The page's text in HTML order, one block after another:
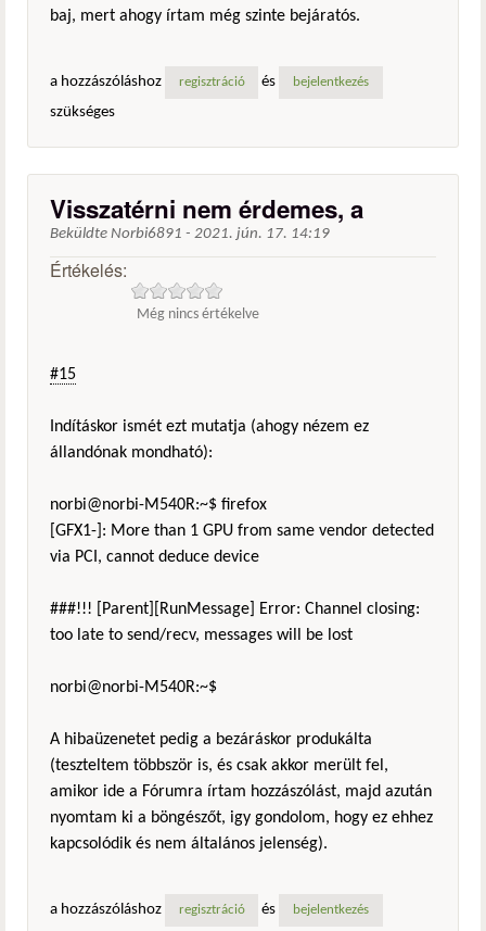
baj, mert ahogy írtam még szinte bejáratós.
a hozzászóláshoz regisztráció és bejelentkezés
szükséges
Visszatérni nem érdemes, a
Beküldte Norbi6891 - 2021. jún. 17. 14:19
Értékelés:
Még nincs értékelve
#15
Indításkor ismét ezt mutatja (ahogy nézem ez
állandónak mondható):
norbi@norbi-M540R:~$ firefox
[GFX1-]: More than 1 GPU from same vendor detected
via PCI, cannot deduce device
###!!! [Parent][RunMessage] Error: Channel closing:
too late to send/recv, messages will be lost
norbi@norbi-M540R:~$
A hibaüzenetet pedig a bezáráskor produkálta
(teszteltem többször is, és csak akkor merült fel,
amikor ide a Fórumra írtam hozzászólást, majd azután
nyomtam ki a böngészőt, igy gondolom, hogy ez ehhez
kapcsolódik és nem általános jelenség).
a hozzászóláshoz regisztráció és bejelentkezés